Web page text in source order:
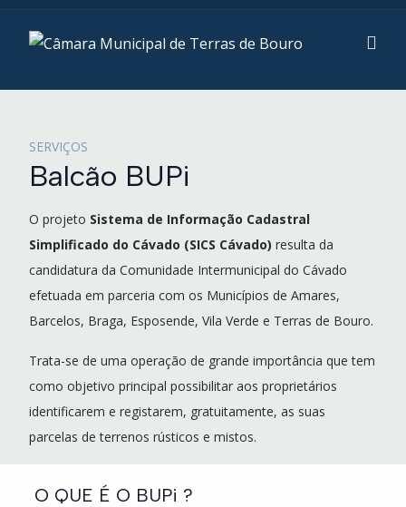
SERVIÇOS
Balcão BUPi
O projeto Sistema de Informação Cadastral
Simplificado do Cávado (SICS Cávado) resulta da
candidatura da Comunidade Intermunicipal do Cávado
efetuada em parceria com os Municípios de Amares,
Barcelos, Braga, Esposende, Vila Verde e Terras de Bouro.
Trata-se de uma operação de grande importância que tem
como objetivo principal possibilitar aos proprietários
identificarem e registarem, gratuitamente, as suas
parcelas de terrenos rústicos e mistos.
O QUE É O BUPi ?